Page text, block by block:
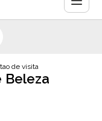
de visita salao de beleza
Beleza